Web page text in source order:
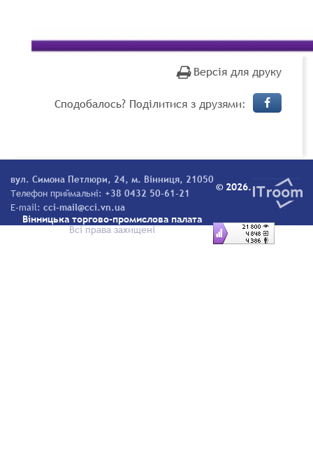
Версія для друку
Сподобалось? Поділитися з друзями:
вул. Симона Петлюри, 24, м. Вінниця, 21050
Телефон приймальні: +38 0432 50-61-21
E-mail: cci-mail@cci.vn.ua
© 2026.
Вінницька торгово-промислова палата
Всі права захищені